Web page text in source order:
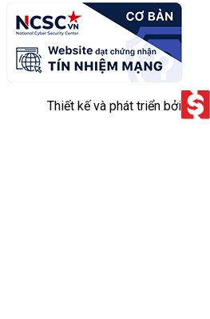
Thiết kế và phát triển bởi